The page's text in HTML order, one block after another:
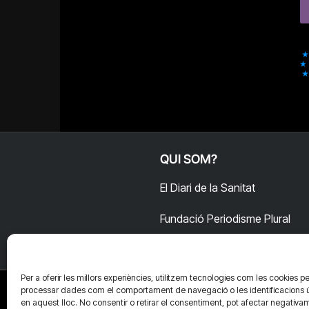
Per a oferir les millors experiències, utilitzem tecnologies com les cookies
processar dades com el comportament de navegació o les identificacions
en aquest lloc. No consentir o retirar el consentiment, pot afectar
QUI SOM?
El Diari de la Sanitat
Fundació Periodisme Plural